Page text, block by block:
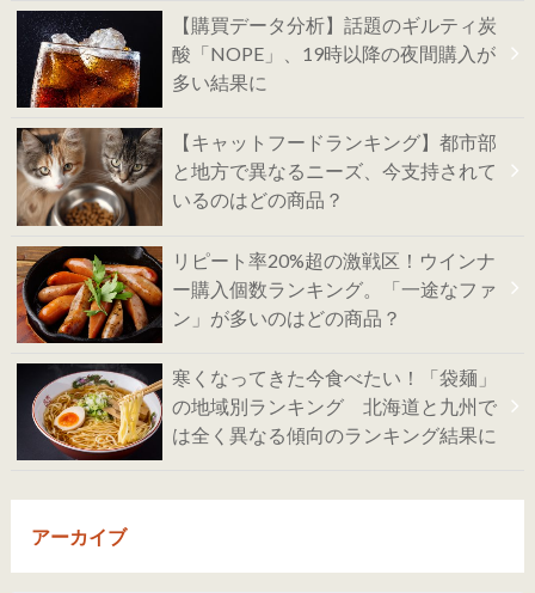
【購買データ分析】話題のギルティ炭
酸「NOPE」、19時以降の夜間購入が
多い結果に
【キャットフードランキング】都市部
と地方で異なるニーズ、今支持されて
いるのはどの商品？
リピート率20%超の激戦区！ウインナ
ー購入個数ランキング。「一途なファ
ン」が多いのはどの商品？
寒くなってきた今食べたい！「袋麺」
の地域別ランキング 北海道と九州で
は全く異なる傾向のランキング結果に
アーカイブ